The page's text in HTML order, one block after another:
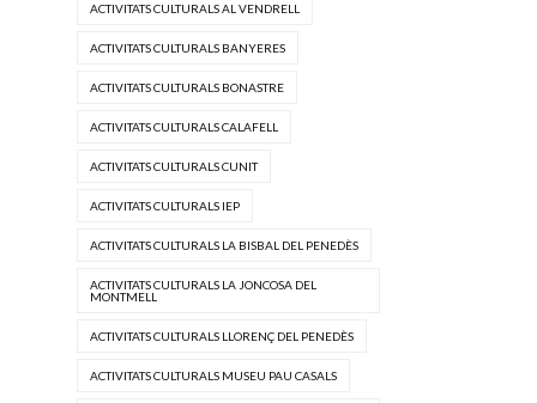
ACTIVITATS CULTURALS AL VENDRELL
ACTIVITATS CULTURALS BANYERES
ACTIVITATS CULTURALS BONASTRE
ACTIVITATS CULTURALS CALAFELL
ACTIVITATS CULTURALS CUNIT
ACTIVITATS CULTURALS IEP
ACTIVITATS CULTURALS LA BISBAL DEL PENEDÈS
ACTIVITATS CULTURALS LA JONCOSA DEL
MONTMELL
ACTIVITATS CULTURALS LLORENÇ DEL PENEDÈS
ACTIVITATS CULTURALS MUSEU PAU CASALS